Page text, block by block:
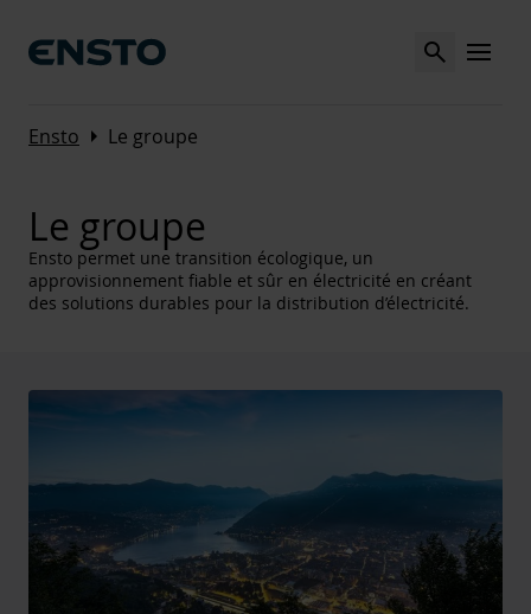
Search MENU
Ensto Arrow_right Le groupe
Le groupe
Ensto permet une transition écologique, un
approvisionnement fiable et sûr en électricité en créant
des solutions durables pour la distribution d’électricité.